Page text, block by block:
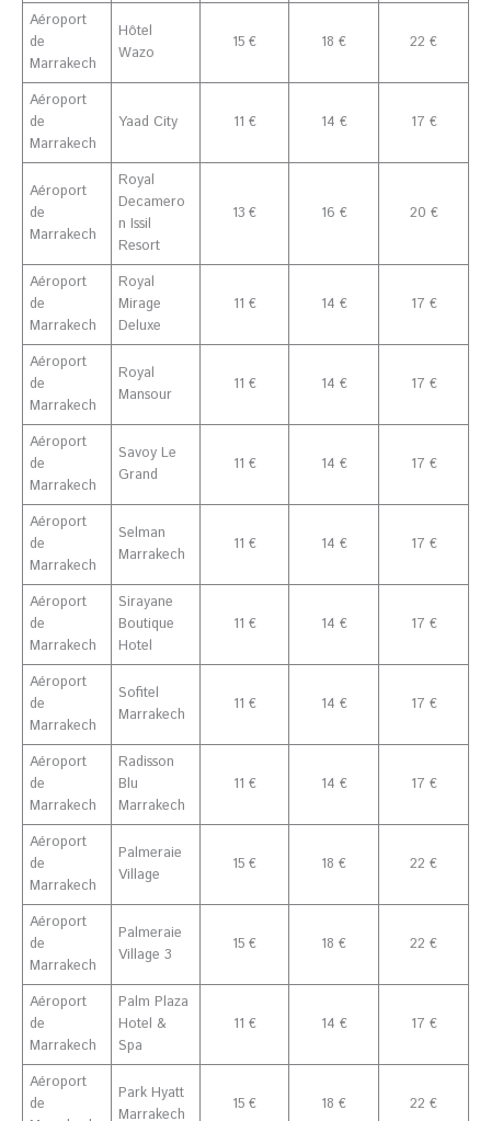
Aéroport
de
Marrakech
Hôtel
Wazo
15 € 18 € 22 €
Aéroport
de
Marrakech
Yaad City 11 € 14 € 17 €
Aéroport
de
Marrakech
Royal
Decamero
n Issil
Resort
13 € 16 € 20 €
Aéroport
de
Marrakech
Royal
Mirage
Deluxe
11 € 14 € 17 €
Aéroport
de
Marrakech
Royal
Mansour
11 € 14 € 17 €
Aéroport
de
Marrakech
Savoy Le
Grand
11 € 14 € 17 €
Aéroport
de
Marrakech
Selman
Marrakech
11 € 14 € 17 €
Aéroport
de
Marrakech
Sirayane
Boutique
Hotel
11 € 14 € 17 €
Aéroport
de
Marrakech
Sofitel
Marrakech
11 € 14 € 17 €
Aéroport
de
Marrakech
Radisson
Blu
Marrakech
11 € 14 € 17 €
Aéroport
de
Marrakech
Palmeraie
Village
15 € 18 € 22 €
Aéroport
de
Marrakech
Palmeraie
Village 3
15 € 18 € 22 €
Aéroport
de
Marrakech
Palm Plaza
Hotel &
Spa
11 € 14 € 17 €
Aéroport
de
Park Hyatt
Marrakech
15 € 18 € 22 €